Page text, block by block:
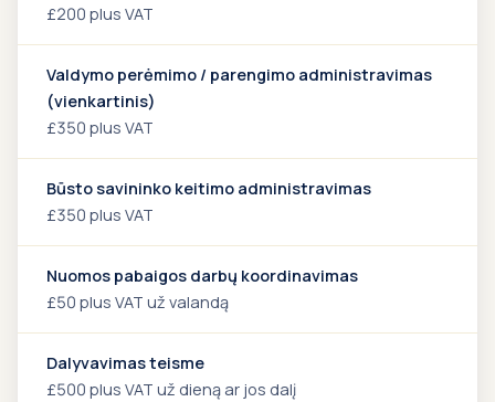
£200 plus VAT
Valdymo perėmimo / parengimo administravimas
(vienkartinis)
£350 plus VAT
Būsto savininko keitimo administravimas
£350 plus VAT
Nuomos pabaigos darbų koordinavimas
£50 plus VAT už valandą
Dalyvavimas teisme
£500 plus VAT už dieną ar jos dalį